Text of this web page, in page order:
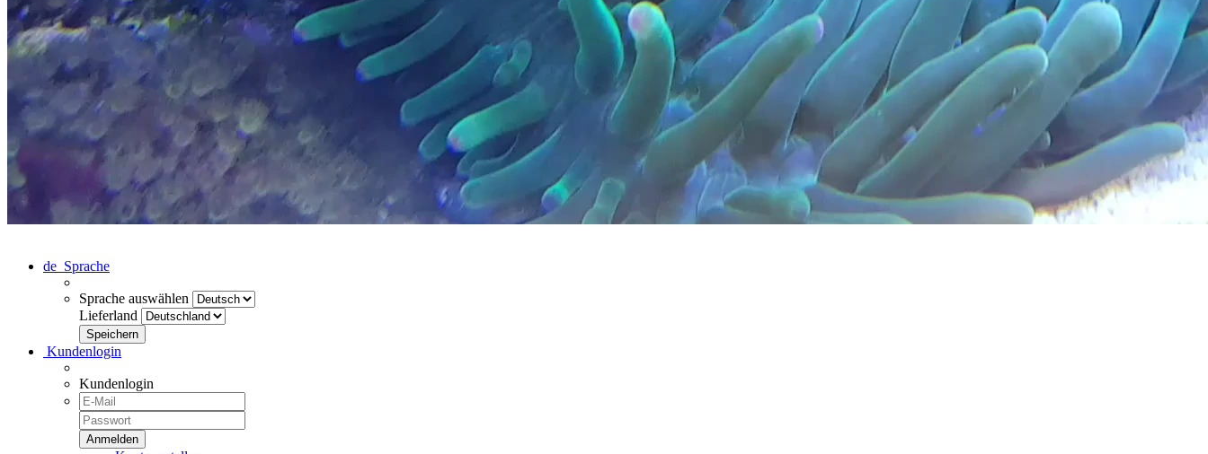
de Sprache
Sprache auswählen
Lieferland
Kundenlogin
Kundenlogin